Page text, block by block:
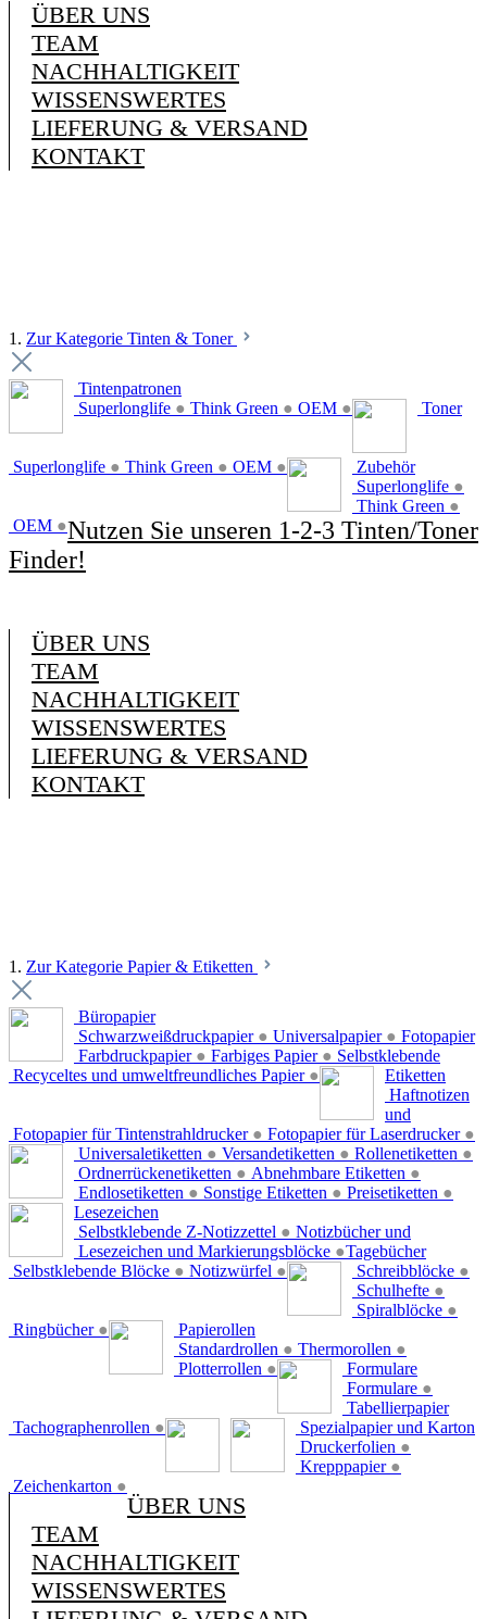
ÜBER UNS
TEAM
NACHHALTIGKEIT
WISSENSWERTES
LIEFERUNG & VERSAND
KONTAKT
1. Zur Kategorie Tinten & Toner
Tintenpatronen
Superlonglife ● Think Green ● OEM ● Toner
Superlonglife ● Think Green ● OEM ●
Zubehör
Superlonglife ●
Think Green ●
OEM ●Nutzen Sie unseren 1-2-3 Tinten/Toner
Finder!
ÜBER UNS
TEAM
NACHHALTIGKEIT
WISSENSWERTES
LIEFERUNG & VERSAND
KONTAKT
1. Zur Kategorie Papier & Etiketten
Büropapier
Schwarzweißdruckpapier ● Universalpapier ●
Farbdruckpapier ● Farbiges Papier ●
Recyceltes und umweltfreundliches Papier ●
Fotopapier
Fotopapier für Tintenstrahldrucker ● Fotopapier für Laserdrucker ●
Selbstklebende
Etiketten
Universaletiketten ● Versandetiketten ● Rollenetiketten ●
Ordnerrückenetiketten ● Abnehmbare Etiketten ●
Endlosetiketten ● Sonstige Etiketten ● Preisetiketten ●
Haftnotizen
und
Lesezeichen
Selbstklebende Z-Notizzettel ●
Lesezeichen und Markierungsblöcke ●
Selbstklebende Blöcke ● Notizwürfel ●
Notizbücher und
Tagebücher
Schreibblöcke ●
Schulhefte ●
Spiralblöcke ●
Ringbücher ●
Papierollen
Standardrollen ● Thermorollen ●
Plotterrollen ●
Formulare
Formulare ●
Tachographenrollen ●
Tabellierpapier
Spezialpapier und Karton
Druckerfolien ●
Krepppapier ●
Zeichenkarton ●
ÜBER UNS
TEAM
NACHHALTIGKEIT
WISSENSWERTES